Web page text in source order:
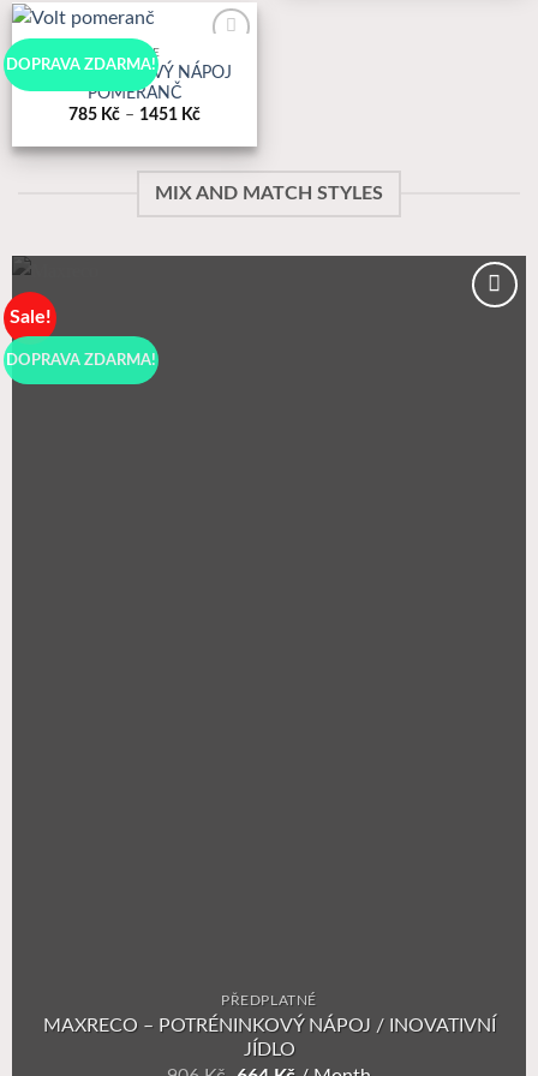
DOPRAVA ZDARMA!
K
Oblíbeným
NÁPOJE
VOLT – IONTOVÝ NÁPOJ
POMERANČ
785 Kč – 1451 KčPrice
785 Kč
through
1451 Kč
MIX AND MATCH STYLES
Sale!
DOPRAVA ZDARMA!
PŘEDPLATNÉ
MAXRECO – POTRÉNINKOVÝ NÁPOJ / INOVATIVNÍ
JÍDLO